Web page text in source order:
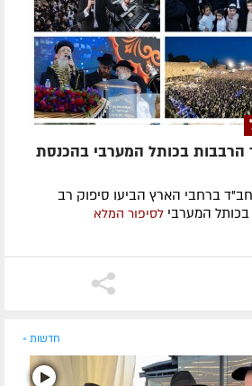
הרבבות בכותל המערבי בהכנסת
ברחבי הארץ הביעו סיפוק רב
המערבי לסיפור המלא
חדשות »